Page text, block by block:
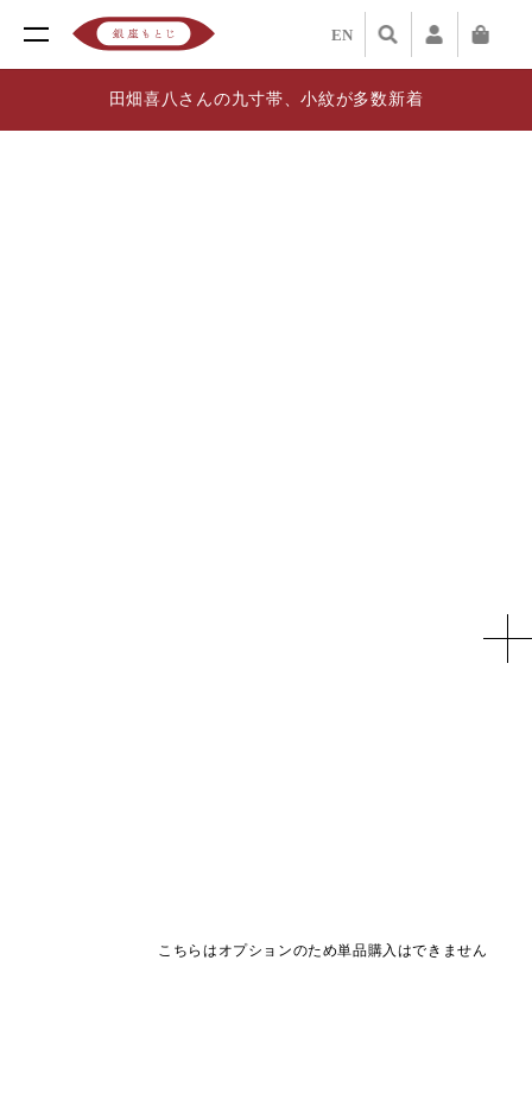
EN
田畑喜八さんの九寸帯、小紋が多数新着
こちらはオプションのため単品購入はできません